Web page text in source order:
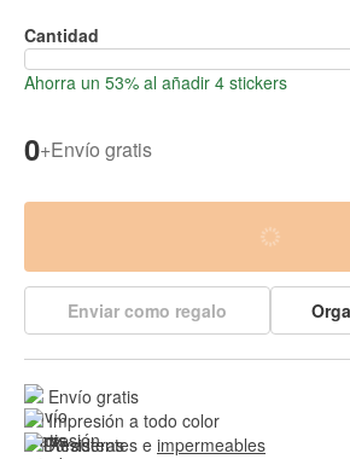
Cantidad
Ahorra un 53% al añadir 4 stickers
0+Envío gratis
Enviar como regalo
Envío gratis
Impresión a todo color
Resistentes e impermeables